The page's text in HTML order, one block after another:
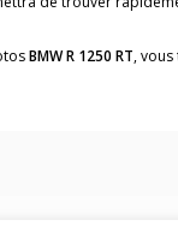
BMW R 1250 RT,
dans le carnet